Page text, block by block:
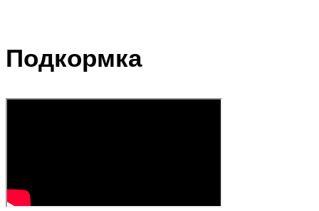
Подкормка